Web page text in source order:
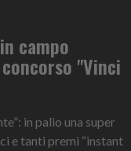
campo
"Vinci
in palio una super
e tanti premi “instant